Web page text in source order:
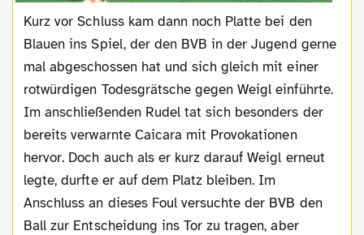
Kurz vor Schluss kam dann noch Platte bei den
Blauen ins Spiel, der den BVB in der Jugend gerne
mal abgeschossen hat und sich gleich mit einer
rotwürdigen Todesgrätsche gegen Weigl einführte.
Im anschließenden Rudel tat sich besonders der
bereits verwarnte Caicara mit Provokationen
hervor. Doch auch als er kurz darauf Weigl erneut
legte, durfte er auf dem Platz bleiben. Im
Anschluss an dieses Foul versuchte der BVB den
Ball zur Entscheidung ins Tor zu tragen, aber